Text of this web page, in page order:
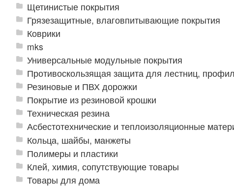
Щетинистые покрытия
Грязезащитные, влаговпитывающие покрытия
Коврики
mks
Универсальные модульные покрытия
Противоскользящая защита для лестниц,
Резиновые и ПВХ дорожки
Покрытие из резиновой крошки
Техническая резина
Асбестотехнические и теплоизоляционные
Кольца, шайбы, манжеты
Полимеры и пластики
Клей, химия, сопутствующие товары
Товары для дома